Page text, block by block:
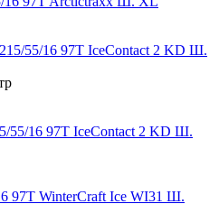
55/16 97T IceContact 2 KD Ш.